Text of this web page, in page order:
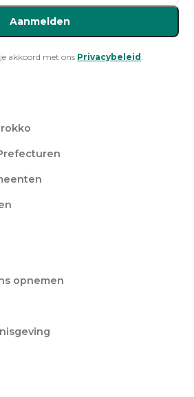
Aanmelden
akkoord met ons Privacybeleid .
opnemen